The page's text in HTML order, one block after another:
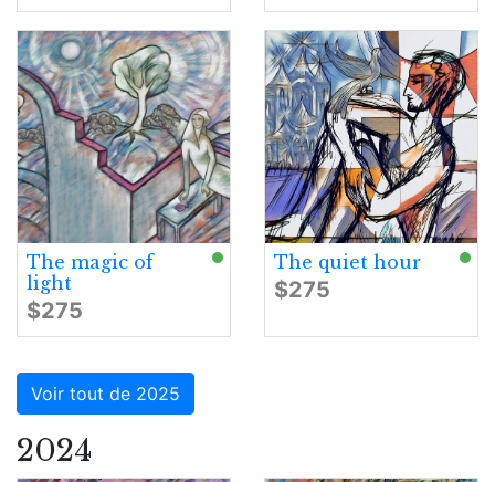
The magic of
light
$275
The quiet hour
$275
Voir tout de 2025
2024